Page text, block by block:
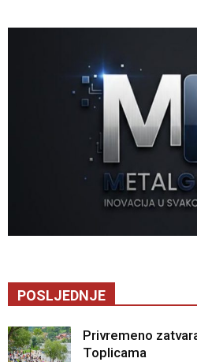
POSLJEDNJE
Privremeno
Toplicama